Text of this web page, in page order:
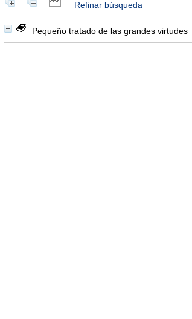
Refinar búsqueda
Pequeño tratado de las grandes virtudes